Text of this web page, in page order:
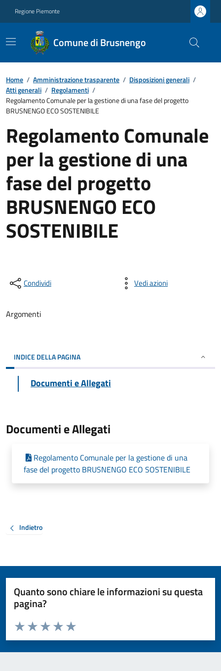
Regione Piemonte
Comune di Brusnengo
Home / Amministrazione trasparente / Disposizioni generali /
Atti generali / Regolamenti /
Regolamento Comunale per la gestione di una fase del progetto
BRUSNENGO ECO SOSTENIBILE
Regolamento Comunale
per la gestione di una
fase del progetto
BRUSNENGO ECO
SOSTENIBILE
Condividi Vedi azioni
Argomenti
INDICE DELLA PAGINA
Documenti e Allegati
Documenti e Allegati
Regolamento Comunale per la gestione di una
fase del progetto BRUSNENGO ECO SOSTENIBILE
Indietro
Quanto sono chiare le informazioni su questa
pagina?
Valuta da 1 a 5 stelle la pagina
Valuta 5 stelle su 5
Valuta 4 stelle su 5
Valuta 3 stelle su 5
Valuta 2 stelle su 5
Valuta 1 stelle su 5